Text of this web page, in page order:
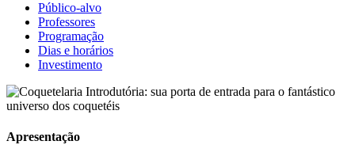
Público-alvo
Professores
Programação
Dias e horários
Investimento
Apresentação